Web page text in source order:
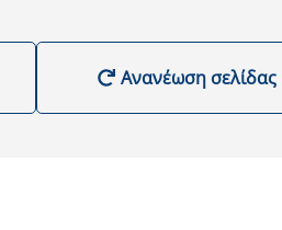
Ανανέωση σελίδας